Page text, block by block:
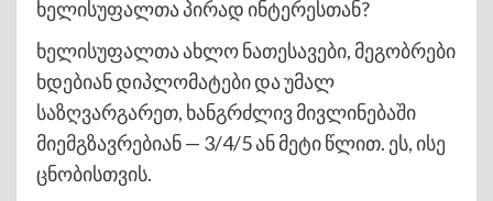
ხელისუფალთა პირად ინტერესთან?
ხელისუფალთა ახლო ნათესავები, მეგობრები
ხდებიან დიპლომატები და უმალ
საზღვარგარეთ, ხანგრძლივ მივლინებაში
მიემგზავრებიან — 3/4/5 ან მეტი წლით. ეს, ისე
ცნობისთვის.